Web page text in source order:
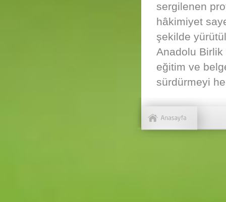
sergilenen
hâkimiyet
şekilde
Anadolu
eğitim ve
sürdürmeyi